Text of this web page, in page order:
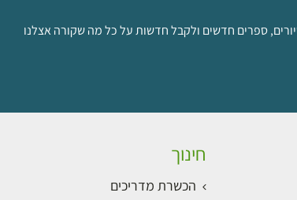
ספרים חדשים ולקבל חדשות על כל מה שקורה אצלנו
חינוך
הכשרת מדריכים